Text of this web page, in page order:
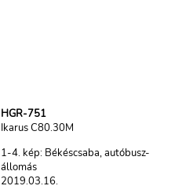
HGR-751
Ikarus C80.30M
1-4. kép: Békéscsaba, autóbusz-
állomás
2019.03.16.